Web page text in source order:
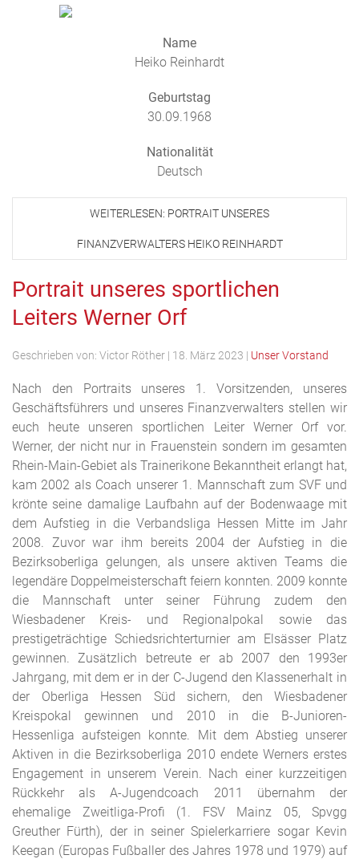
Name
Heiko Reinhardt
Geburtstag
30.09.1968
Nationalität
Deutsch
WEITERLESEN: PORTRAIT UNSERES
FINANZVERWALTERS HEIKO REINHARDT
Portrait unseres sportlichen
Leiters Werner Orf
Geschrieben von: Victor Röther | 18. März 2023 | Unser Vorstand
Nach den Portraits unseres 1. Vorsitzenden, unseres
Geschäftsführers und unseres Finanzverwalters stellen wir
euch heute unseren sportlichen Leiter Werner Orf vor.
Werner, der nicht nur in Frauenstein sondern im gesamten
Rhein-Main-Gebiet als Trainerikone Bekanntheit erlangt hat,
kam 2002 als Coach unserer 1. Mannschaft zum SVF und
krönte seine damalige Laufbahn auf der Bodenwaage mit
dem Aufstieg in die Verbandsliga Hessen Mitte im Jahr
2008. Zuvor war ihm bereits 2004 der Aufstieg in die
Bezirksoberliga gelungen, als unsere aktiven Teams die
legendäre Doppelmeisterschaft feiern konnten. 2009 konnte
die Mannschaft unter seiner Führung zudem den
Wiesbadener Kreis- und Regionalpokal sowie das
prestigeträchtige Schiedsrichterturnier am Elsässer Platz
gewinnen. Zusätzlich betreute er ab 2007 den 1993er
Jahrgang, mit dem er in der C-Jugend den Klassenerhalt in
der Oberliga Hessen Süd sichern, den Wiesbadener
Kreispokal gewinnen und 2010 in die B-Junioren-
Hessenliga aufsteigen konnte. Mit dem Abstieg unserer
Aktiven in die Bezirksoberliga 2010 endete Werners erstes
Engagement in unserem Verein. Nach einer kurzzeitigen
Rückkehr als A-Jugendcoach 2011 übernahm der
ehemalige Zweitliga-Profi (1. FSV Mainz 05, Spvgg
Greuther Fürth), der in seiner Spielerkarriere sogar Kevin
Keegan (Europas Fußballer des Jahres 1978 und 1979) auf